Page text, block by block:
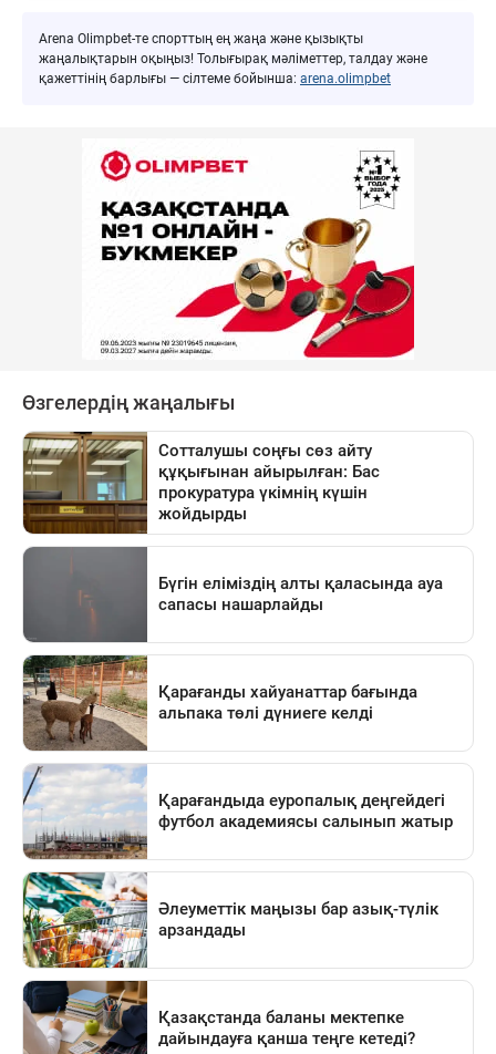
Arena Olimpbet-те спорттың ең жаңа және қызықты
жаңалықтарын оқыңыз! Толығырақ мәліметтер, талдау және
қажеттінің барлығы — сілтеме бойынша: arena.olimpbet